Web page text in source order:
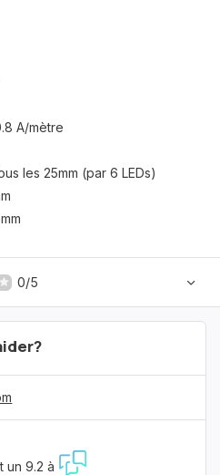
A/mètre
les 25mm (par 6 LEDs)
0/5
un 9.2 à